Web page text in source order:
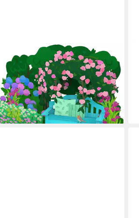
PAPERCRUSH
Geburtstagskarte Garten mit Blumen
Pop-Up Karte
8,90 €
lieferbar - in 2-3 Werktagen bei dir